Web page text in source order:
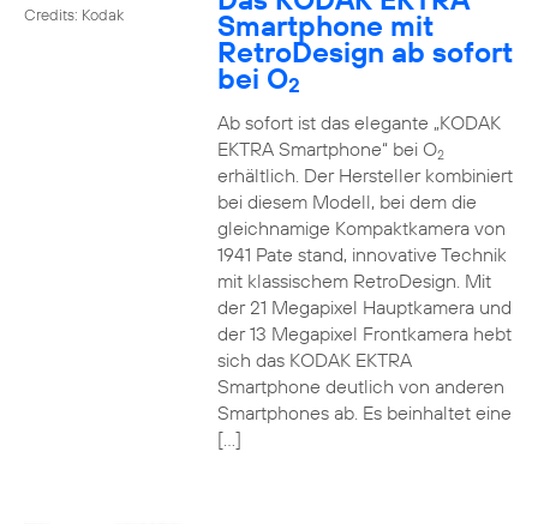
Credits: Kodak Smartphone mit
RetroDesign ab sofort
bei O2
Ab sofort ist das elegante „KODAK
EKTRA Smartphone“ bei O2
erhältlich. Der Hersteller kombiniert
bei diesem Modell, bei dem die
gleichnamige Kompaktkamera von
1941 Pate stand, innovative Technik
mit klassischem RetroDesign. Mit
der 21 Megapixel Hauptkamera und
der 13 Megapixel Frontkamera hebt
sich das KODAK EKTRA
Smartphone deutlich von anderen
Smartphones ab. Es beinhaltet eine
[…]